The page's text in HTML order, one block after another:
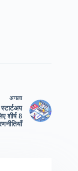
अगला
शीर्ष 8